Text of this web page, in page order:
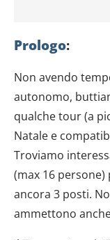
Prologo:
Non avendo
autonomo,
qualche tour (a
Natale e
Troviamo
(max 16
ancora 3 posti.
ammettono